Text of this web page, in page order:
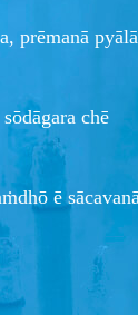
prēmanā
chē
ē